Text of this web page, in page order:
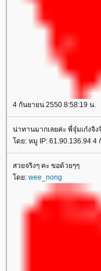
4 กันยายน 2550 8:58:19 น.
น่าทานมากเลยค่ะ พี่จุ๋มเก๋งจิง
โดย: หมู IP: 61.90.136.94 4
สวยจริงๆ คะ ขอด้วยๆๆ
โดย: wee_nong